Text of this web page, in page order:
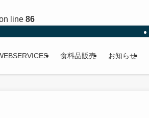
line 86
食料品販売 お知らせ